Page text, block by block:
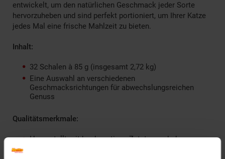
entwickelt, um den natürlichen Geschmack jeder Sorte
hervorzuheben und sind perfekt portioniert, um Ihrer Katze
jedes Mal eine frische Mahlzeit zu bieten.
Inhalt:
32 Schalen à 85 g (insgesamt 2,72 kg)
Eine Auswahl an verschiedenen
Geschmacksrichtungen für abwechslungsreichen
Genuss
Qualitätsmerkmale:
Hergestellt mit hochwertigen Zutaten und ohne